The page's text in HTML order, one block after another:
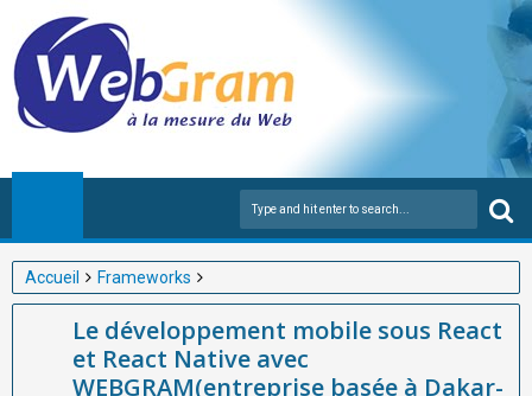
Accueil
Frameworks
Le développement mobile sous React et React Native avec
WEBGRAM(entreprise basée à Dakar-Sénégal), Leader en
développement de systèmes informatiques en Afrique
Le développement mobile sous React
et React Native avec
WEBGRAM(entreprise basée à Dakar-